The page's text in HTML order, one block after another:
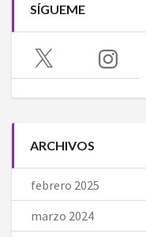
SÍGUEME
X Instagram
ARCHIVOS
febrero 2025
marzo 2024